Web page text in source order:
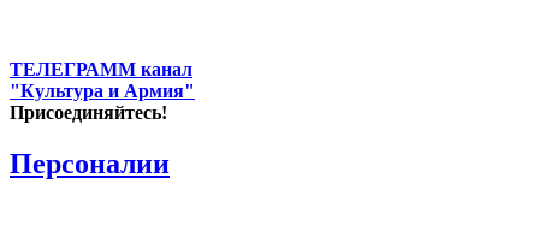
ТЕЛЕГРАММ канал
"Культура и Армия"
Присоединяйтесь!
Персоналии